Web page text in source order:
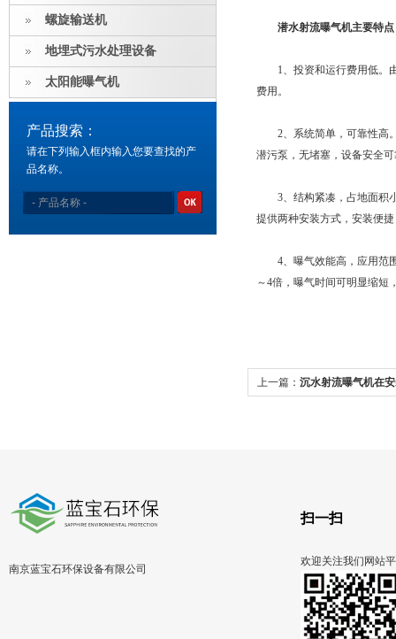
螺旋输送机
地埋式污水处理设备
太阳能曝气机
产品搜索：
请在下列输入框内输入您要查找的产
品名称。
潜水射流曝气机主要特
1、投资和运行费用低。由
费用。
2、系统简单，可靠性高。
潜污泵，无堵塞，设备安全
3、结构紧凑，占地面积小
提供两种安装方式，安装便
4、曝气效能高，应用范围
～4倍，曝气时间可明显缩短
上一篇： 沉水射流曝气机在
南京蓝宝石环保设备有限公司
扫一扫
欢迎关注我们网站